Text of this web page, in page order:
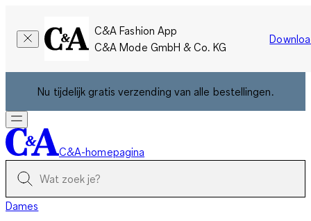
C&A Fashion App
C&A Mode GmbH & Co. KG
Nu tijdelijk gratis verzending van alle bestellingen.
C&A-homepagina
Dames